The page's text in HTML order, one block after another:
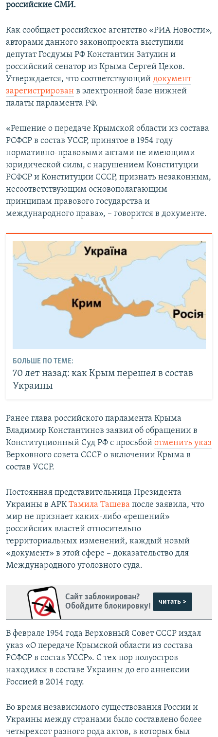
российские СМИ.
Как сообщает российское агентство «РИА Новости»,
авторами данного законопроекта выступили
депутат Госдумы РФ Константин Затулин и
российский сенатор из Крыма Сергей Цеков.
Утверждается, что соответствующий документ
зарегистрирован в электронной базе нижней
палаты парламента РФ.
«Решение о передаче Крымской области из состава
РСФСР в состав УССР, принятое в 1954 году
нормативно-правовыми актами не имеющими
юридической силы, с нарушением Конституции
РСФСР и Конституции СССР, признать незаконным,
несоответствующим основополагающим
принципам правового государства и
международного права», – говорится в документе.
БОЛЬШЕ ПО ТЕМЕ:
70 лет назад: как Крым перешел в состав
Украины
Ранее глава российского парламента Крыма
Владимир Константинов заявил об обращении в
Конституционный Суд РФ с просьбой отменить указ
Верховного совета СССР о включении Крыма в
состав УССР.
Постоянная представительница Президента
Украины в АРКТамила Ташева после заявила, что
мир не признает каких-либо «решений»
российских властей относительно
территориальных изменений, каждый новый
«документ» в этой сфере – доказательство для
Международного уголовного суда.
Сайт заблокирован?
Обойдите блокировку!
читать >
В феврале 1954 года Верховный Совет СССР издал
указ «О передаче Крымской области из состава
РСФСР в состав УССР». С тех пор полуостров
находился в составе Украины до его аннексии
Россией в 2014 году.
Во время независимого существования России и
Украины между странами было составлено более
четырехсот разного рода актов, в которых был